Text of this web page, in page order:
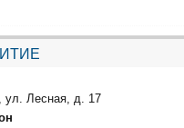
ул. Лесная, д. 17